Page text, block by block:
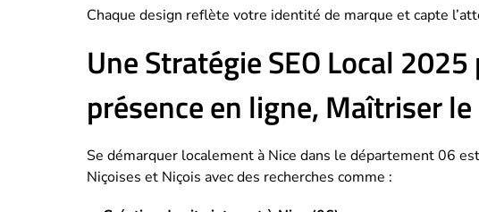
Chaque design reflète votre identité de marque et capte
Une Stratégie SEO Local
présence en ligne, Maîtriser
Se démarquer localement à Nice dans le département 06
Niçoises et Niçois avec des recherches comme :